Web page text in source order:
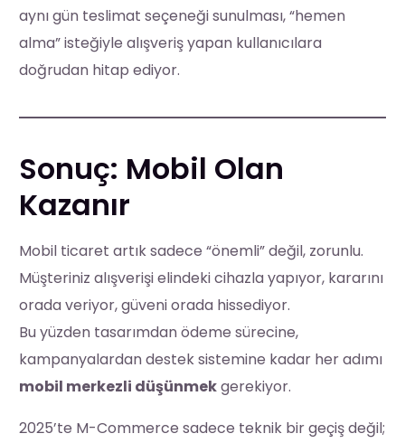
aynı gün teslimat seçeneği sunulması, “hemen
alma” isteğiyle alışveriş yapan kullanıcılara
doğrudan hitap ediyor.
Sonuç: Mobil Olan
Kazanır
Mobil ticaret artık sadece “önemli” değil, zorunlu.
Müşteriniz alışverişi elindeki cihazla yapıyor, kararını
orada veriyor, güveni orada hissediyor.
Bu yüzden tasarımdan ödeme sürecine,
kampanyalardan destek sistemine kadar her adımı
mobil merkezli düşünmekgerekiyor.
2025’te M-Commerce sadece teknik bir geçiş değil;